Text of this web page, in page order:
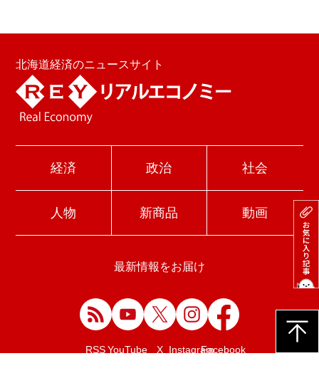
北海道経済のニュースサイト
経済 政治 社会
人物 新商品 動画
最新情報をお届け
RSSYouTube X InstagramFacebook